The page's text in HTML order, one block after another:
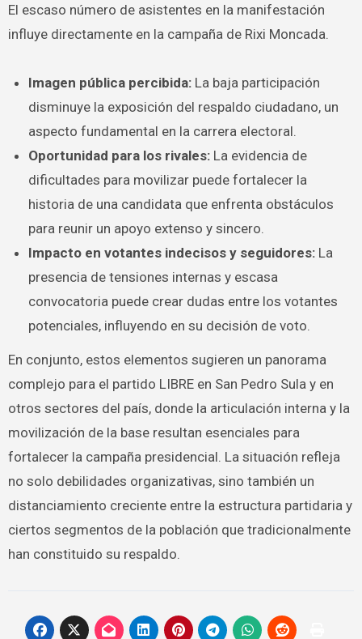
El escaso número de asistentes en la manifestación
influye directamente en la campaña de Rixi Moncada.
Imagen pública percibida: La baja participación
disminuye la exposición del respaldo ciudadano, un
aspecto fundamental en la carrera electoral.
Oportunidad para los rivales: La evidencia de
dificultades para movilizar puede fortalecer la
historia de una candidata que enfrenta obstáculos
para reunir un apoyo extenso y sincero.
Impacto en votantes indecisos y seguidores: La
presencia de tensiones internas y escasa
convocatoria puede crear dudas entre los votantes
potenciales, influyendo en su decisión de voto.
En conjunto, estos elementos sugieren un panorama
complejo para el partido LIBRE en San Pedro Sula y en
otros sectores del país, donde la articulación interna y la
movilización de la base resultan esenciales para
fortalecer la campaña presidencial. La situación refleja
no solo debilidades organizativas, sino también un
distanciamiento creciente entre la estructura partidaria y
ciertos segmentos de la población que tradicionalmente
han constituido su respaldo.